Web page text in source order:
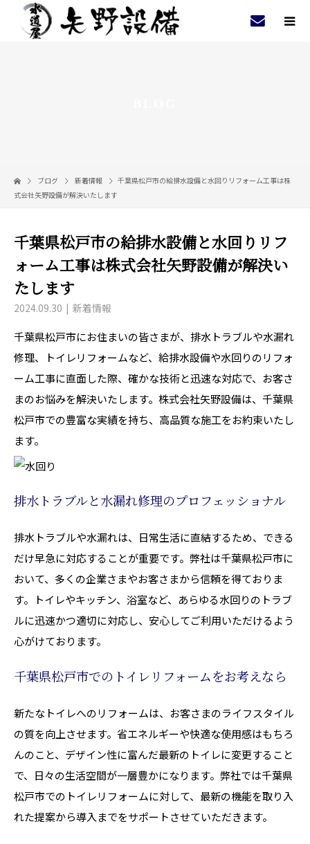
ブログ 新着情報
千葉県松戸市の給排水設備と水回りリフォーム工事は株
式会社矢野設備が解決いたします
千葉県松戸市の給排水設備と水回りリフ
ォーム工事は株式会社矢野設備が解決い
たします
2024.09.30 新着情報
千葉県松戸市にお住まいの皆さまが、排水トラブルや水漏れ
修理、トイレリフォームなど、給排水設備や水回りのリフォ
ーム工事に直面した際、確かな技術と迅速な対応で、お客さ
まのお悩みを解決いたします。株式会社矢野設備は、千葉県
松戸市での豊富な実績を持ち、高品質な施工をお約束いたし
ます。
排水トラブルと水漏れ修理のプロフェッショナル
排水トラブルや水漏れは、日常生活に直結するため、できる
だけ早急に対応することが重要です。弊社は千葉県松戸市に
おいて、多くの企業さまやお客さまから信頼を得ておりま
す。トイレやキッチン、浴室など、あらゆる水回りのトラブ
ルに迅速かつ適切に対応し、安心してご利用いただけるよう
心がけております。
千葉県松戸市でのトイレリフォームをお考えなら
新たなトイレへのリフォームは、お客さまのライフスタイル
の質を向上させます。省エネルギーや快適な使用感はもちろ
んのこと、デザイン性に富んだ最新のトイレに変更すること
で、日々の生活空間が一層豊かになります。弊社では千葉県
松戸市でのトイレリフォームに対して、最新の機能を取り入
れた提案から導入までをサポートさせていただきます。